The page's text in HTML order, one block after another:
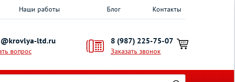
Наши работы Блог Контакты
ltd.ru
вопрос
8 (987) 225-75-07
Заказать звонок